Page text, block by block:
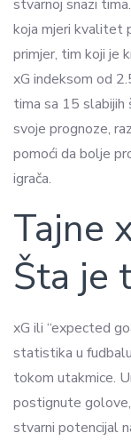
stvarnoj snazi
koja mjeri kvalitet
primjer, tim koji je
xG indeksom od
tima sa 15 slabijih
svoje prognoze,
pomoći da bolje
igrača.
Tajne
Šta je
xG ili “expected
statistika u
tokom utakmice.
postignute
stvarni potencijal